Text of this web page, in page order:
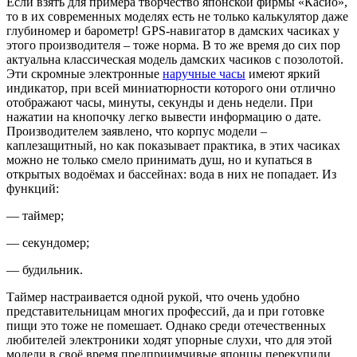
то в их современных моделях есть не только калькулятор даже
глубиномер и барометр! GPS-навигатор в дамских часиках у
этого производителя – тоже норма. В то же время до сих пор
актуальна классическая модель дамских часиков с позолотой.
Эти скромные электронные наручные часы имеют яркий
индикатор, при всей миниатюрности которого они отлично
отображают часы, минуты, секунды и день недели. При
нажатии на кнопочку легко вывести информацию о дате.
Производителем заявлено, что корпус модели –
каплезащитный, но как показывает практика, в этих часиках
можно не только смело принимать душ, но и купаться в
открытых водоёмах и бассейнах: вода в них не попадает. Из
функций:
— таймер;
— секундомер;
— будильник.
Таймер настраивается одной рукой, что очень удобно
представительницам многих профессий, да и при готовке
пищи это тоже не помешает. Однако среди отечественных
любителей электроники ходят упорные слухи, что для этой
модели в своё время предприимчивые японцы перекупили